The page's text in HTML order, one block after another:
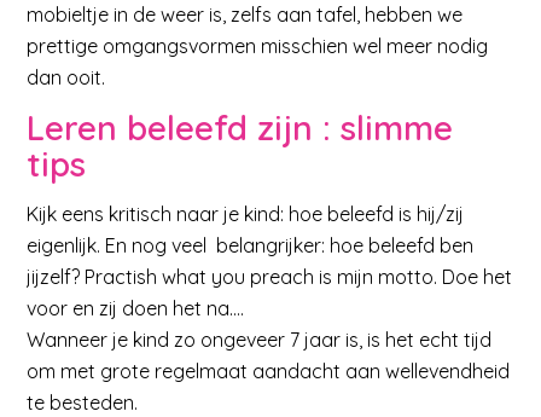
mobieltje in de weer is, zelfs aan tafel, hebben we
prettige omgangsvormen misschien wel meer nodig
dan ooit.
Leren beleefd zijn : slimme
tips
Kijk eens kritisch naar je kind: hoe beleefd is hij/zij
eigenlijk. En nog veel belangrijker: hoe beleefd ben
jijzelf? Practish what you preach is mijn motto. Doe het
voor en zij doen het na….
Wanneer je kind zo ongeveer 7 jaar is, is het echt tijd
om met grote regelmaat aandacht aan wellevendheid
te besteden.